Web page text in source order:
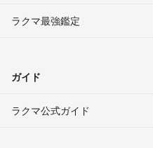
ラクマ最強鑑定
ガイド
ラクマ公式ガイド